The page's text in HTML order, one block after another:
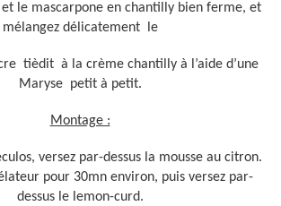
le mascarpone en chantilly bien ferme, et
mélangez délicatement le
tièdit à la crème chantilly à l’aide d’une
Maryse petit à petit.
Montage :
versez par-dessus la mousse au citron.
pour 30mn environ, puis versez par-
dessus le lemon-curd.